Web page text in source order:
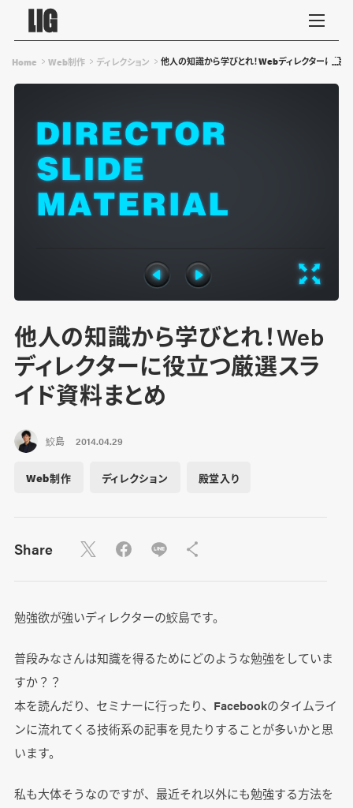
Home Web制作 ディレクション 他人の知識から学びとれ！Webディレクターに役
他人の知識から学びとれ！Web
ディレクターに役立つ厳選スラ
イド資料まとめ
鮫島 2014.04.29
Web制作 ディレクション 殿堂入り
Share
勉強欲が強いディレクターの鮫島です。
普段みなさんは知識を得るためにどのような勉強をしていま
すか？？
本を読んだり、セミナーに行ったり、Facebookのタイムライ
ンに流れてくる技術系の記事を見たりすることが多いかと思
います。
私も大体そうなのですが、最近それ以外にも勉強する方法を